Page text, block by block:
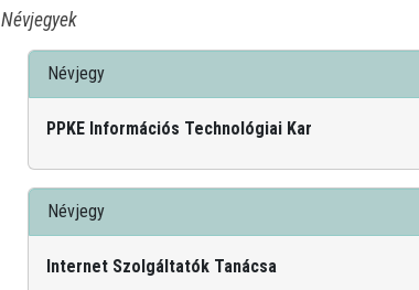
Névjegyek
Névjegy
PPKE Információs Technológiai Kar
Névjegy
Internet Szolgáltatók Tanácsa